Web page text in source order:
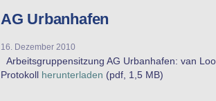
AG Urbanhafen
16. Dezember 2010
Arbeitsgruppensitzung AG Urbanhafen: van
Protokoll herunterladen (pdf, 1,5 MB)